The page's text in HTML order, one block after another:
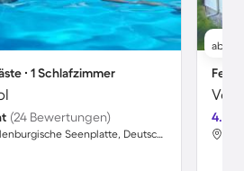
∙ 1 Schlafzimmer
(24 Bewertungen)
Waren (Müritz), Mecklenburgische Seenplatte, Deutschland
ab
4.6